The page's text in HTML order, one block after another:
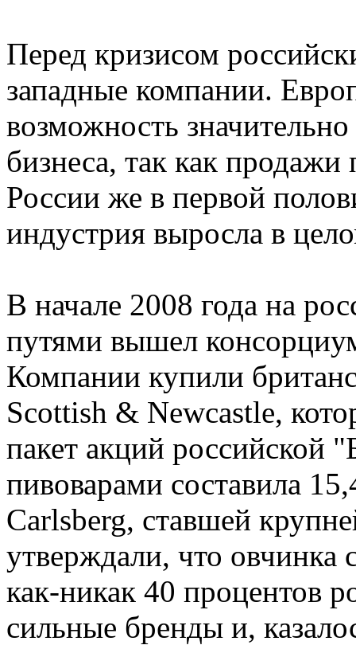
Перед кризисом
западные компании.
возможность
бизнеса, так как
России же в первой
индустрия выросла в
В начале 2008 года на
путями вышел
Компании купили
Scottish & Newcastle,
пакет акций российской
пивоварами составила
Carlsberg, ставшей
утверждали, что овчинка
как-никак 40 процентов
сильные бренды и,